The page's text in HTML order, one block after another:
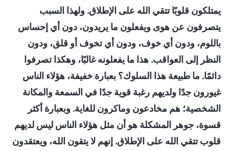
يمتلكون قلوبًا تتقي الله على الإطلاق. ولهذا السبب
يتصرفون عن هوى ويفعلون ما يريدون، دون أي إحساس
باللوم، ودون أي خوف، ودون أي تخوف أو قلق، ودون
النظر إلى العواقب. هذا ما يفعلونه غالبًا، وهكذا تصرفوا
دائمًا. ما طبيعة هذا السلوك؟ بعبارة خفيفة، هؤلاء الناس
غيورون جدًا ولديهم رغبة قوية جدًا في السمعة والمكانة
الشخصية؛ هم مخادعون وماكرون للغاية. وبعبارة أكثر
قسوة، جوهر المشكلة هو أن مثل هؤلاء الناس ليس لديهم
قلوب تتقي الله على الإطلاق. إنهم لا يتقون الله، ويعتقدون